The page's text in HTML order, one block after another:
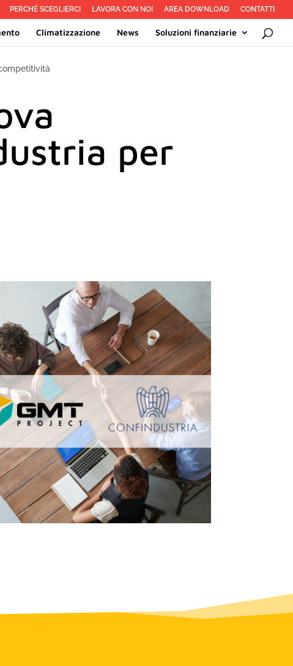
PERCHÉ SCEGLIERCI LAVORA CON NOI AREA DOWNLOAD CONTATTI
Climatizzazione News Soluzioni finanziarie
per